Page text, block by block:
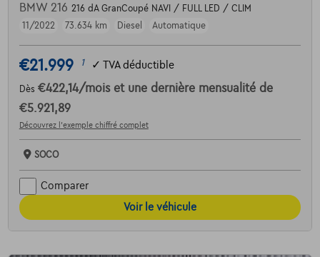
BMW 216 216 dA GranCoupé NAVI / FULL LED / CLIM
11/2022
73.634 km Diesel Automatique
€21.999 1 ✓ TVA déductible
Dès €422,14/mois et une dernière mensualité de
€5.921,89
Découvrez l’exemple chiffré complet
SOCO
Comparer
Voir le véhicule